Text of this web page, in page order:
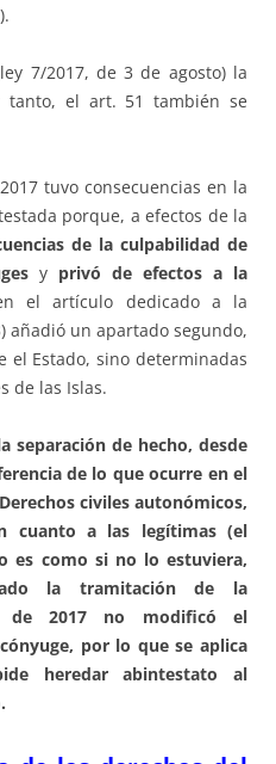
7/2017, de 3 de agosto) la
tanto, el art. 51 también se
tuvo consecuencias en la
porque, a efectos de la
de la culpabilidad de
y privó de efectos a la
el artículo dedicado a la
añadió un apartado segundo,
el Estado, sino determinadas
de las Islas.
separación de hecho, desde
de lo que ocurre en el
civiles autonómicos,
cuanto a las legítimas (el
es como si no lo estuviera,
la tramitación de la
de 2017 no modificó el
por lo que se aplica
heredar abintestato al